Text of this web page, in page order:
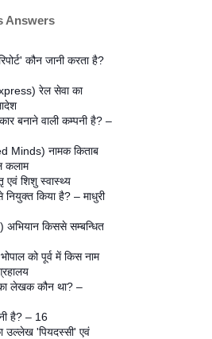
Answers
कौन जानी करता है?
रेल सेवा का
बनाने वाली कम्पनी है? –
Minds) नामक किताब
कलाम
एवं शिशु स्वास्थ्य
किया है? – माधुरी
किससे सम्बन्धित
को पूर्व में किस नाम
लेखक कौन था? –
है? – 16
उल्लेख 'पियदस्सी' एवं